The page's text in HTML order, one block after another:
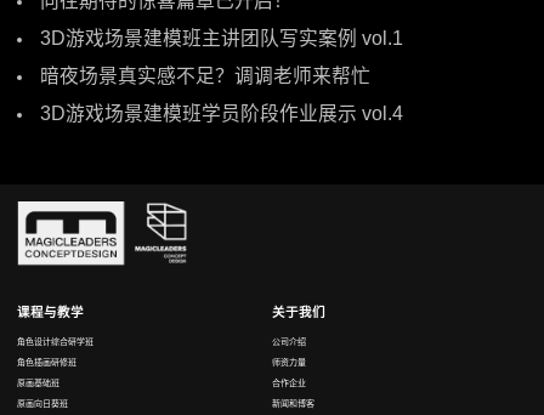
3D游戏场景建模班主讲团队写实案例 vol.1
暗夜场景真实感不足？调调老师来帮忙
3D游戏场景建模班学员阶段作业展示 vol.4
课程与教学
角色设计综合研学班
角色插画研修班
原画基础班
原画向日葵班
关于我们
公司介绍
师资力量
合作企业
新闻和博客